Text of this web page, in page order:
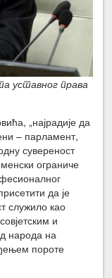
уставног права
„најрадије да
– парламент,
сувереност
ограниче
да је
служило као
и
народа на
пороте